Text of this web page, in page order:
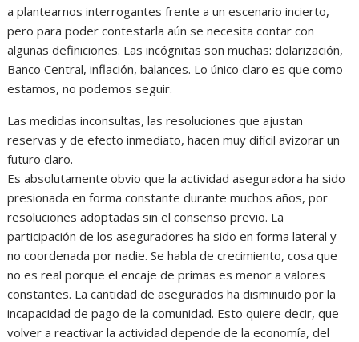
a plantearnos interrogantes frente a un escenario incierto,
pero para poder contestarla aún se necesita contar con
algunas definiciones. Las incógnitas son muchas: dolarización,
Banco Central, inflación, balances. Lo único claro es que como
estamos, no podemos seguir.
Las medidas inconsultas, las resoluciones que ajustan
reservas y de efecto inmediato, hacen muy difícil avizorar un
futuro claro.
Es absolutamente obvio que la actividad aseguradora ha sido
presionada en forma constante durante muchos años, por
resoluciones adoptadas sin el consenso previo. La
participación de los aseguradores ha sido en forma lateral y
no coordenada por nadie. Se habla de crecimiento, cosa que
no es real porque el encaje de primas es menor a valores
constantes. La cantidad de asegurados ha disminuido por la
incapacidad de pago de la comunidad. Esto quiere decir, que
volver a reactivar la actividad depende de la economía, del